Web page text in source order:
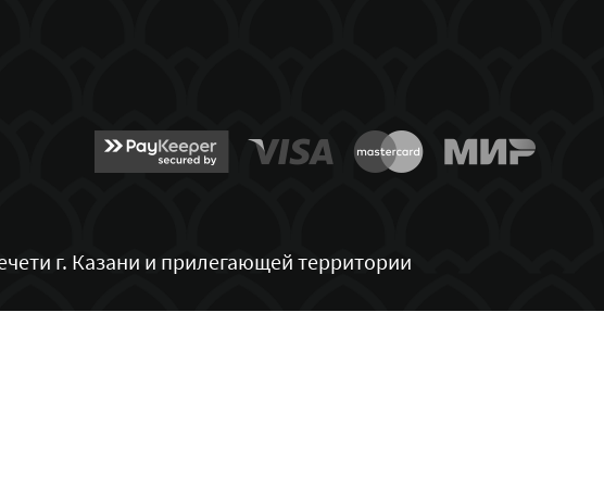
г. Казани и прилегающей территории